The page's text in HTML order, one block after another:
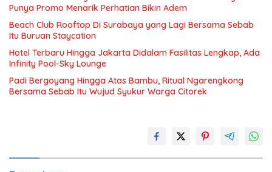
Punya Promo Menarik Perhatian Bikin Adem
Beach Club Rooftop Di Surabaya yang Lagi Bersama Sebab
Itu Buruan Staycation
Hotel Terbaru Hingga Jakarta Didalam Fasilitas Lengkap, Ada
Infinity Pool-Sky Lounge
Padi Bergoyang Hingga Atas Bambu, Ritual Ngarengkong
Bersama Sebab Itu Wujud Syukur Warga Citorek